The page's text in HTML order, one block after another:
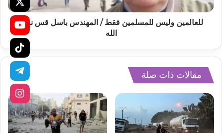
للعالمين وليس للمسلمين فقط / المهندس باسل قس نصر
الله
مقالات ذات صلة